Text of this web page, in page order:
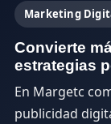
Marketing
Convierte
estrategias
En Margetc
publicidad